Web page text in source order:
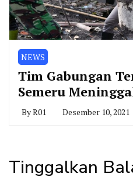
NEWS
Tim Gabungan
Semeru
ByR01 Desember 10, 2021
Tinggalkan